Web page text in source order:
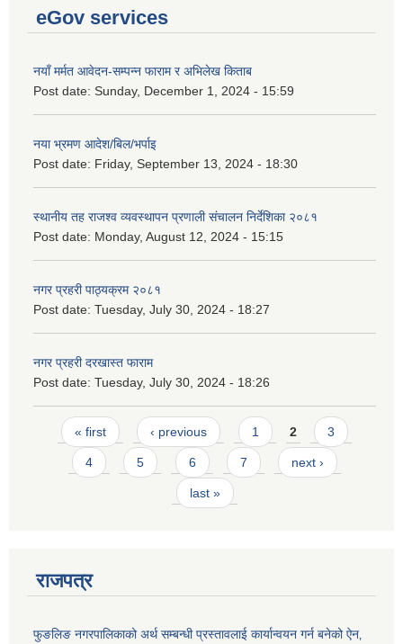
eGov services
नयाँ मर्मत आवेदन-सम्पन्न फाराम र अभिलेख किताब
Post date: Sunday, December 1, 2024 - 15:59
नया भ्रमण आदेश/बिल/भर्पाइ
Post date: Friday, September 13, 2024 - 18:30
स्थानीय तह राजश्व व्यवस्थापन प्रणाली संचालन निर्देशिका २०८१
Post date: Monday, August 12, 2024 - 15:15
नगर प्रहरी पाठ्यक्रम २०८१
Post date: Tuesday, July 30, 2024 - 18:27
नगर प्रहरी दरखास्त फाराम
Post date: Tuesday, July 30, 2024 - 18:26
Pages
« first ‹ previous 1 2 3
4 5 6 7 next ›
last »
राजपत्र
फुङलिङ नगरपालिकाको अर्थ सम्बन्धी प्रस्तावलाई कार्यान्वयन गर्न बनेको ऐन‚